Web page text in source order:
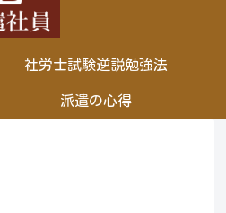
社労士試験逆説勉強法
派遣の心得